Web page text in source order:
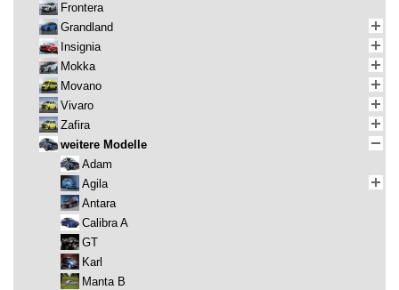
Frontera
Grandland
Insignia
Mokka
Movano
Vivaro
Zafira
weitere Modelle
Adam
Agila
Antara
Calibra A
GT
Karl
Manta B